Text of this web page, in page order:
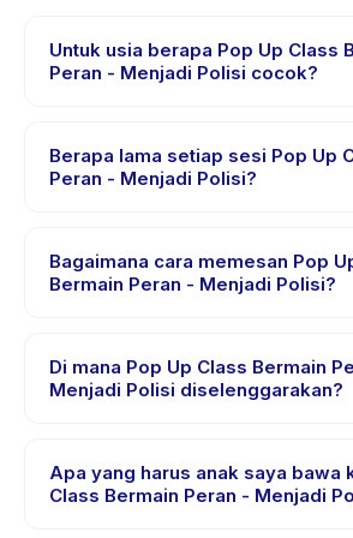
Untuk usia berapa Pop Up Class
Peran - Menjadi Polisi cocok?
untuk anak usia 2 sampai 10 tahun.
menyesuaikan program untuk
Berapa lama setiap sesi Pop Up
Peran - Menjadi Polisi?
Polisi berlangsung sekitar 3 jam.
awal untuk proses check-in yang
Bagaimana cara memesan Pop
Bermain Peran - Menjadi Polisi?
Bermain Peran - Menjadi Polisi, pilih
yang diinginkan, lalu pesan secara
Di mana Pop Up Class Bermain
Menjadi Polisi diselenggarakan?
diselenggarakan di lokasi penyedia di
Sumur Bandung. Alamat lengkap,
Apa yang harus anak saya bawa
Class Bermain Peran - Menjadi